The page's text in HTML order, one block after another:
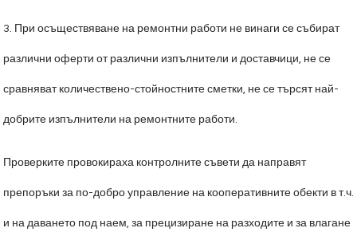
3. При осъществяване на ремонтни работи не винаги се събират
различни оферти от различни изпълнители и доставчици, не се
сравняват количествено-стойностните сметки, не се търсят най-
добрите изпълнители на ремонтните работи.
Проверките провокираха контролните съвети да направят
препоръки за по-добро управление на кооперативните обекти в т.ч.
и на даването под наем, за прецизиране на разходите и за влагане